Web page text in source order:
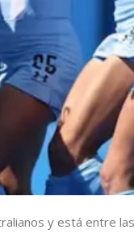
y está entre